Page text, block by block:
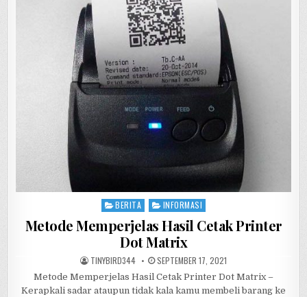
ONE
DENGAN
SELURUH
KELEBIHAN
Posted
BERITA INFORMASI
Metode Memperjelas Hasil Cetak Printer
Dot Matrix
AUTHOR:
TINYBIRD344 PUBLISHED
SEPTEMBER 17, 2021
Metode Memperjelas Hasil Cetak Printer Dot Matrix –
Kerapkali sadar ataupun tidak kala kamu membeli barang ke